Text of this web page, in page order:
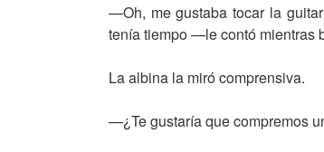
—Oh, me gustaba tocar la
tenía tiempo —le contó mientras
La albina la miró comprensiva.
—¿Te gustaría que compremos